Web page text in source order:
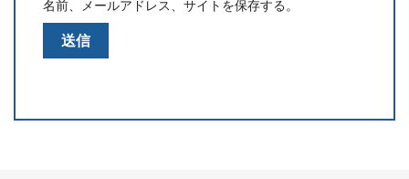
名前、メールアドレス、サイトを保存する。